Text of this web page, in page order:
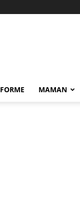
FORME MAMAN